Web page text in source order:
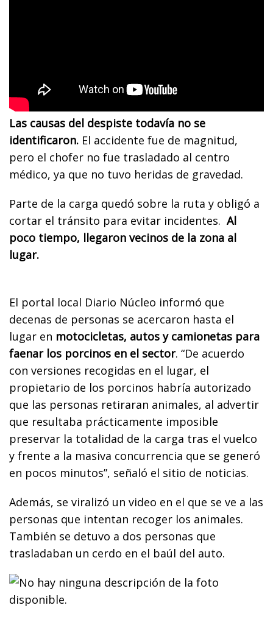
Las causas del despiste todavía no se
identificaron. El accidente fue de magnitud,
pero el chofer no fue trasladado al centro
médico, ya que no tuvo heridas de gravedad.
Parte de la carga quedó sobre la ruta y obligó a
cortar el tránsito para evitar incidentes. Al
poco tiempo, llegaron vecinos de la zona al
lugar.
El portal local Diario Núcleo informó que
decenas de personas se acercaron hasta el
lugar en motocicletas, autos y camionetas para
faenar los porcinos en el sector. “De acuerdo
con versiones recogidas en el lugar, el
propietario de los porcinos habría autorizado
que las personas retiraran animales, al advertir
que resultaba prácticamente imposible
preservar la totalidad de la carga tras el vuelco
y frente a la masiva concurrencia que se generó
en pocos minutos”, señaló el sitio de noticias.
Además, se viralizó un video en el que se ve a las
personas que intentan recoger los animales.
También se detuvo a dos personas que
trasladaban un cerdo en el baúl del auto.